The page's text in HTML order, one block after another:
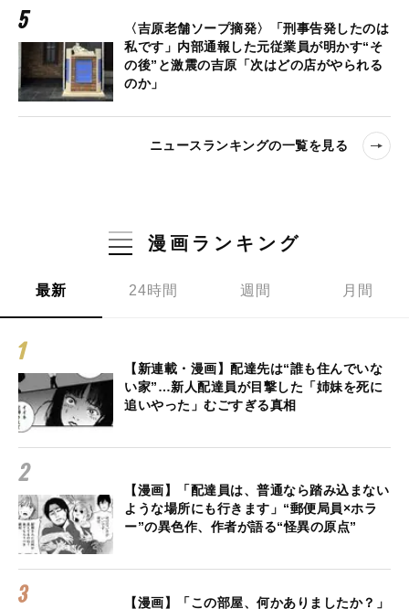
〈吉原老舗ソープ摘発〉「刑事告発したのは
私です」内部通報した元従業員が明かす“そ
の後”と激震の吉原「次はどの店がやられる
のか」
ニュースランキングの一覧を見る
漫画ランキング
最新 24時間 週間 月間
【新連載・漫画】配達先は“誰も住んでいな
い家”…新人配達員が目撃した「姉妹を死に
追いやった」むごすぎる真相
【漫画】「配達員は、普通なら踏み込まない
ような場所にも行きます」“郵便局員×ホラ
ー”の異色作、作者が語る“怪異の原点”
【漫画】「この部屋、何かありましたか？」